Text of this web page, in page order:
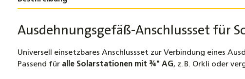
Ausdehnungsgefäß-Anschlussset für
Universell einsetzbares Anschlussset zur Verbindung eines
Passend für alle Solarstationen mit ¾" AG, z. B. Orkli oder